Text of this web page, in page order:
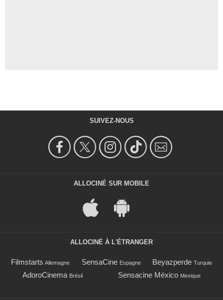
SUIVEZ-NOUS
ALLOCINÉ SUR MOBILE
ALLOCINÉ À L'ÉTRANGER
Filmstarts Allemagne SensaCine Espagne Beyazperde Turquie
AdoroCinema Brésil Sensacine México Mexique